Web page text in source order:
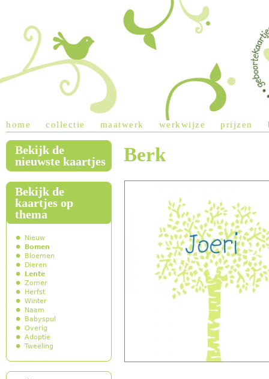
Berk
main menu
home collectie maatwerk werkwijze prijzen
Bekijk de
nieuwste kaartjes
Bekijk de
kaartjes op
thema
Nieuw
Bomen
Bloemen
Dieren
Lente
Zomer
Herfst
Winter
Naam
Babyspul
Overig
Adoptie
Tweeling